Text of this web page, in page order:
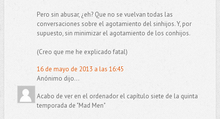
Pero sin abusar, ¿eh? Que no se vuelvan todas las
conversaciones sobre el agotamiento del sinhijos. Y, por
supuesto, sin minimizar el agotamiento de los conhijos.
(Creo que me he explicado fatal)
16 de mayo de 2013 a las 16:45
Anónimo dijo...
Acabo de ver en el ordenador el capítulo siete de la quinta
temporada de "Mad Men"